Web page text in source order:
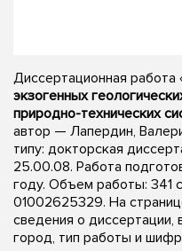
Диссертационная работа
экзогенных
природно-технических
автор — Лапердин,
типу: докторская
25.00.08. Работа
году. Объем работы: 341
01002625329. На
сведения о диссертации,
город, тип работы и